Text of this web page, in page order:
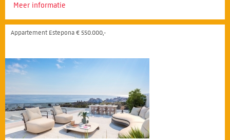
Meer informatie
Appartement Estepona € 550.000,-